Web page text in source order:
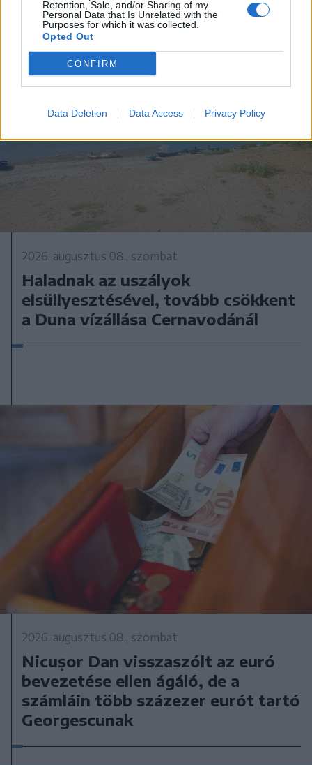
Retention, Sale, and/or Sharing of my
Personal Data that Is Unrelated with the
Purposes for which it was collected.
Opted Out
CONFIRM
Data Deletion Data Access Privacy Policy
2026. augusztus 08., szombat
Haladnak az uszályok
elsüllyesztésével, tovább csökkent
a Duna vízállása Cernavodánál
2026. augusztus 08., szombat
Nicușor Dan visszaszólt az euró
bevezetése ellen ágáló, de a
számláin több százezer eurót tartó
Georgescunak